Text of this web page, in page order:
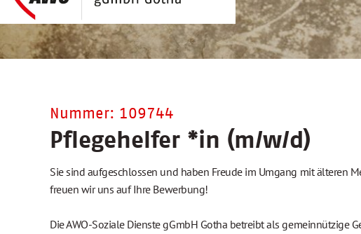
Nummer: 109744
Pflegehelfer *in (m/w/d)
Sie sind aufgeschlossen und haben Freude im Umgang mit älteren
freuen wir uns auf Ihre Bewerbung!
Die AWO-Soziale Dienste gGmbH Gotha betreibt als